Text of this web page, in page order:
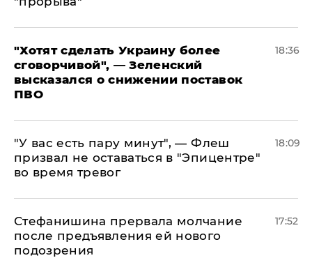
​"Хотят сделать Украину более
сговорчивой", — Зеленский
высказался о снижении поставок
ПВО
18:36
​"У вас есть пару минут", — Флеш
призвал не оставаться в "Эпицентре"
во время тревог
18:09
Стефанишина прервала молчание
после предъявления ей нового
подозрения
17:52